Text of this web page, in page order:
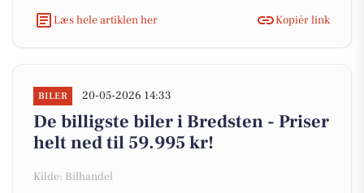
Læs hele artiklen her
Kopiér link
BILER 20-05-2026 14:33
De billigste biler i Bredsten - Priser
helt ned til 59.995 kr!
Kilde: Bilhandel